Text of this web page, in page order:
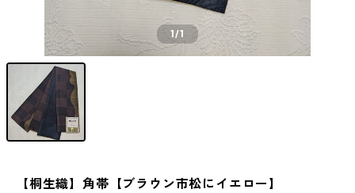
1/1
【桐生織】角帯【ブラウン市松にイエロー】